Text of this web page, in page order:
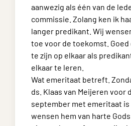
aanwezig als één van de
commissie. Zolang ken ik
langer predikant. Wij
toe voor de toekomst.
te zijn op elkaar als
elkaar te leren.
Wat emeritaat betreft.
ds. Klaas van Meijeren voor
september met emeritaat is
wensen hem van harte